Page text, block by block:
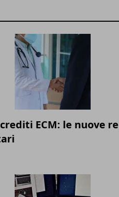
ECM: le nuove